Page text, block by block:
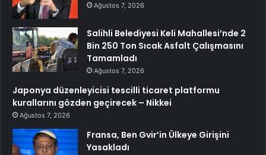
Ağustos 7, 2026
Salihli Belediyesi Keli Mahallesi’nde 2
Bin 250 Ton Sıcak Asfalt Çalışmasını
Tamamladı
Ağustos 7, 2026
Japonya düzenleyicisi tescilli ticaret platformu
kurallarını gözden geçirecek – Nikkei
Ağustos 7, 2026
Fransa, Ben Gvir’in Ülkeye Girişini
Yasakladı